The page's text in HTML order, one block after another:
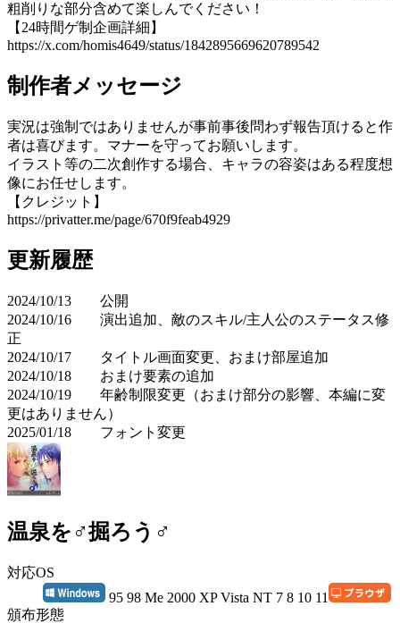
粗削りな部分含めて楽しんでください！
【24時間ゲ制企画詳細】
https://x.com/homis4649/status/1842895669620789542
制作者メッセージ
実況は強制ではありませんが事前事後問わず報告頂けると作
者は喜びます。マナーを守ってお願いします。
イラスト等の二次創作する場合、キャラの容姿はある程度想
像にお任せします。
【クレジット】
https://privatter.me/page/670f9feab4929
更新履歴
2024/10/13 公開
2024/10/16 演出追加、敵のスキル/主人公のステータス修
正
2024/10/17 タイトル画面変更、おまけ部屋追加
2024/10/18 おまけ要素の追加
2024/10/19 年齢制限変更（おまけ部分の影響、本編に変
更はありません）
2025/01/18 フォント変更
温泉を♂掘ろう♂
対応OS
95 98 Me 2000 XP Vista NT 7 8 10 11
頒布形態